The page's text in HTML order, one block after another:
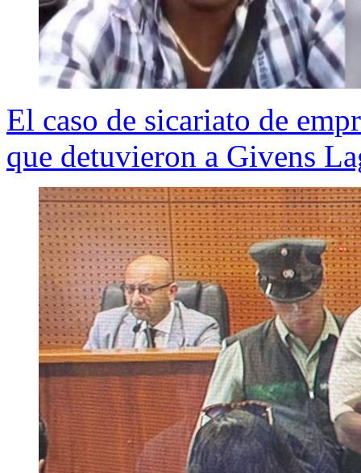
El caso de sicariato de
que detuvieron a Givens